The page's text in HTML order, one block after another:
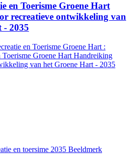
en Toerisme Groene Hart
recreatieve ontwikkeling van
- 2035
en Toerisme Groene Hart :
Toerisme Groene Hart Handreiking
van het Groene Hart - 2035